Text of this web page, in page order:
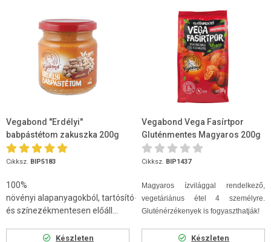
Vegabond "Erdélyi"
babpástétom zakuszka 200g
Cikksz. BIP5183
100%
növényi alapanyagokból, tartósító-
és színezékmentesen előáll...
Készleten
Vegabond Vega Fasírtpor
Gluténmentes Magyaros 200g
Cikksz. BIP1437
Magyaros ízvilággal rendelkező,
vegetáriánus étel 4 személyre.
Gluténérzékenyek is fogyaszthatják!
Készleten